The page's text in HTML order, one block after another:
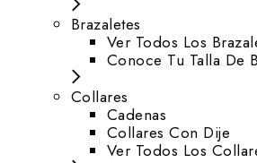
Brazaletes
Ver Todos Los
Conoce Tu Talla De
Collares
Cadenas
Collares Con Dije
Ver Todos Los